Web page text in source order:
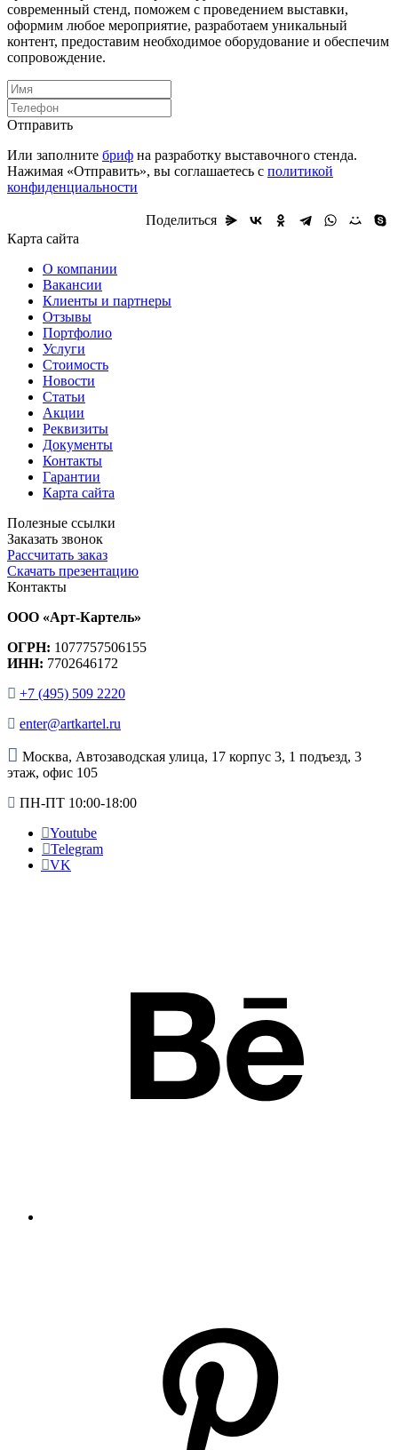
современный стенд, поможем с проведением выставки,
оформим любое мероприятие, разработаем уникальный
контент, предоставим необходимое оборудование и обеспечим
сопровождение.
Отправить
Или заполните бриф на разработку выставочного стенда.
Нажимая «Отправить», вы соглашаетесь с политикой
конфиденциальности
Поделиться
Карта сайта
О компании
Вакансии
Клиенты и партнеры
Отзывы
Портфолио
Услуги
Стоимость
Новости
Статьи
Акции
Реквизиты
Документы
Контакты
Гарантии
Карта сайта
Полезные ссылки
Заказать звонок
Рассчитать заказ
Скачать презентацию
Контакты
ООО «Арт-Картель»
ОГРН: 1077757506155
ИНН: 7702646172
+7 (495) 509 2220
enter@artkartel.ru
Москва, Автозаводская улица, 17 корпус 3, 1 подъезд, 3
этаж, офис 105
ПН-ПТ 10:00-18:00
Youtube
Telegram
VK